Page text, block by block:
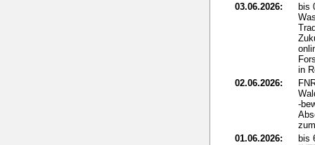
03.06.2026:
bis
in
02.06.2026:
-
01.06.2026:
bis